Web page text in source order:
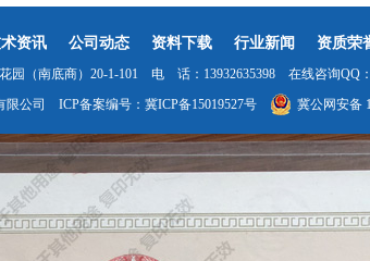
资讯 公司动态 资料下载 行业新闻 资质荣
园（南底商）20-1-101 电 话：13932635398 在线咨询QQ：
限公司 ICP备案编号： 冀ICP备15019527号 冀公网安备